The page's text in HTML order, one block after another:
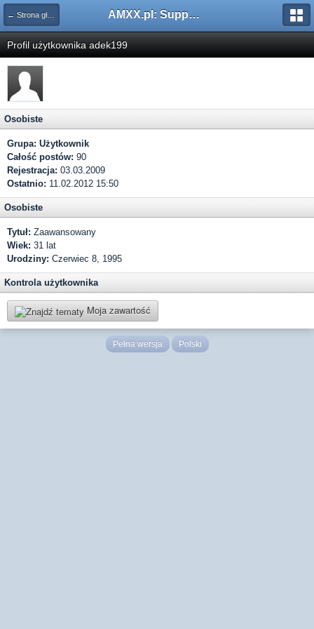
← Strona główna AMXX.pl: Support AMX Mod X i SourceMod
Profil użytkownika adek199
Osobiste
Grupa: Użytkownik
Całość postów: 90
Rejestracja: 03.03.2009
Ostatnio: 11.02.2012 15:50
Osobiste
Tytuł: Zaawansowany
Wiek: 31 lat
Urodziny: Czerwiec 8, 1995
Kontrola użytkownika
Moja zawartość
Pełna wersja Polski